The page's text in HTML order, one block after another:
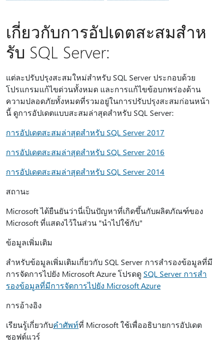
เกี่ยวกับการอัปเดตสะสมสําห
รับ SQL Server:
แต่ละปรับปรุงสะสมใหม่สําหรับ SQL Server ประกอบด้วย
โปรแกรมแก้ไขด่วนทั้งหมด และการแก้ไขข้อบกพร่องด้าน
ความปลอดภัยทั้งหมดที่รวมอยู่ในการปรับปรุงสะสมก่อนหน้า
นี้ ดูการอัปเดตแบบสะสมล่าสุดสําหรับ SQL Server:
การอัปเดตสะสมล่าสุดสําหรับ SQL Server 2017
การอัปเดตสะสมล่าสุดสําหรับ SQL Server 2016
การอัปเดตสะสมล่าสุดสําหรับ SQL Server 2014
สถานะ
Microsoft ได้ยืนยันว่านี่เป็นปัญหาที่เกิดขึ้นกับผลิตภัณฑ์ของ
Microsoft ที่แสดงไว้ในส่วน "นำไปใช้กับ"
ข้อมูลเพิ่มเติม
สําหรับข้อมูลเพิ่มเติมเกี่ยวกับ SQL Server การสํารองข้อมูลที่มี
การจัดการไปยัง Microsoft Azure โปรดดู SQL Server การสํา
รองข้อมูลที่มีการจัดการไปยัง Microsoft Azure
การอ้างอิง
เรียนรู้เกี่ยวกับคำศัพท์ที่ Microsoft ใช้เพื่ออธิบายการอัปเดต
ซอฟต์แวร์